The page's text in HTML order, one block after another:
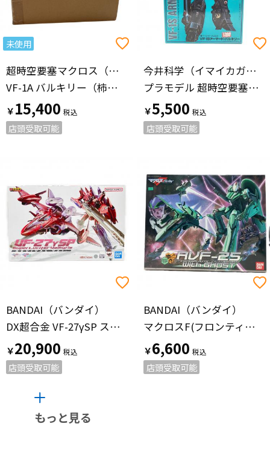
未使用
超時空要塞マクロス（チョウジクウヨウサイマクロス）
VF-1A バルキリー（柿崎速雄機） フィギュア HI-METAL R
￥15,400
店頭受取可能
今井科学（イマイカガク）
プラモデル 超時空要塞マクロス 重バトロイド（スカル1）VF-1Sアーマード・バルキリー
￥5,500
店頭受取可能
BANDAI（バンダイ）
DX超合金 VF-27γSP スーパールシファーバルキリー(ブレラ・スターン機)リバイバルVer.
￥20,900
店頭受取可能
BANDAI（バンダイ）
マクロスF(フロンティア) 1/72 RVF-25 メサイアバルキリー ルカ機 プラモデル プラモデル
￥6,600
店頭受取可能
もっと見る